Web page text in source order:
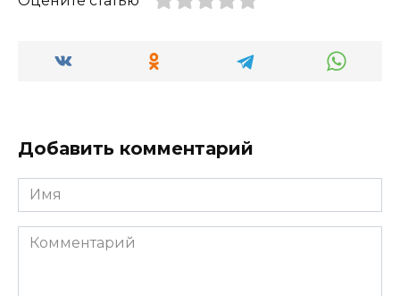
Добавить комментарий
Имя
Комментарий